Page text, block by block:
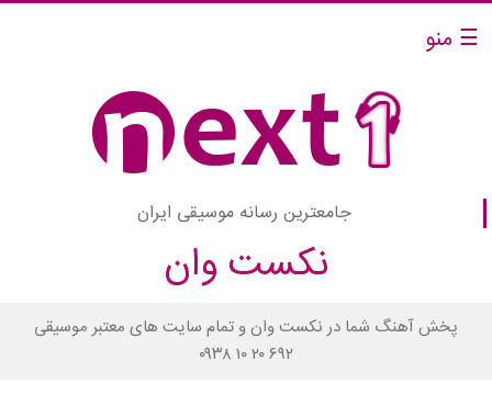
☰ منو
جامعترین رسانه موسیقی ایران
نکست وان
پخش آهنگ شما در نکست وان و تمام سایت های معتبر موسیقی
۰۹۳۸ ۱۰ ۲۰ ۶۹۲